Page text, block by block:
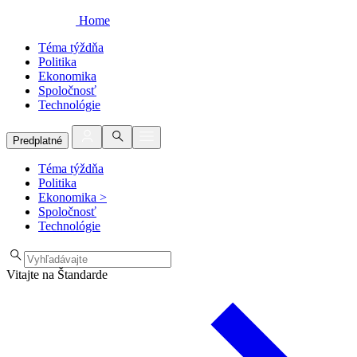
Home
Téma týždňa
Politika
Ekonomika
Spoločnosť
Technológie
Predplatné
Téma týždňa
Politika
Ekonomika >
Spoločnosť
Technológie
Vitajte na Štandarde